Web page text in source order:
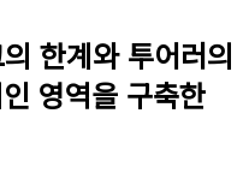
한계와 투어러의
영역을 구축한